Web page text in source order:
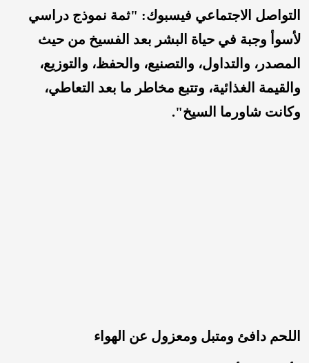
التواصل الاجتماعي فيسبوك: "ثمة نموذج دراسي
لأسوأ وجبة في حياة البشر بعد الفسيخ من حيث
المصدر، والتداول، والتصنيع، والحفظ، والتوزيع،
والقيمة الغذائية، وتتبع مخاطر ما بعد التعاطي،
وكانت شاورما السيخ".
اللحم دافئ ومتبل ومعزول عن الهواء